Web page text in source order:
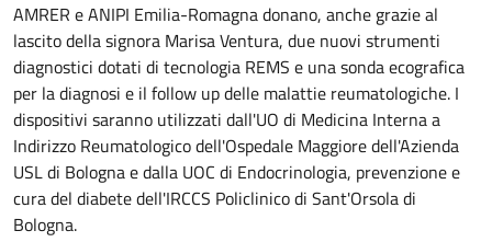
AMRER e ANIPI Emilia-Romagna donano, anche grazie al
lascito della signora Marisa Ventura, due nuovi strumenti
diagnostici dotati di tecnologia REMS e una sonda ecografica
per la diagnosi e il follow up delle malattie reumatologiche. I
dispositivi saranno utilizzati dall'UO di Medicina Interna a
Indirizzo Reumatologico dell'Ospedale Maggiore dell'Azienda
USL di Bologna e dalla UOC di Endocrinologia, prevenzione e
cura del diabete dell'IRCCS Policlinico di Sant'Orsola di
Bologna.